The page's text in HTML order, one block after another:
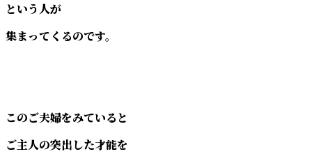
という人が
集まってくるのです。
このご夫婦をみていると
ご主人の突出した才能を